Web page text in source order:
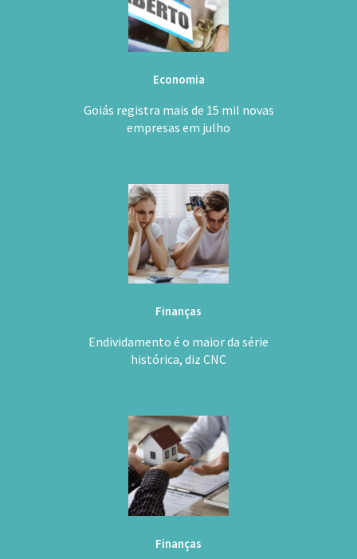
Economia
Goiás registra mais de 15 mil novas
empresas em julho
Finanças
Endividamento é o maior da série
histórica, diz CNC
Finanças